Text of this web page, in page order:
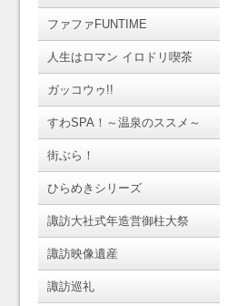
ファファFUNTIME
人生はロマン イロドリ喫茶
ガッコウゥ!!
すわSPA！～温泉のススメ～
街ぶら！
ひらめきシリーズ
諏訪大社式年造営御柱大祭
諏訪映像遺産
諏訪巡礼